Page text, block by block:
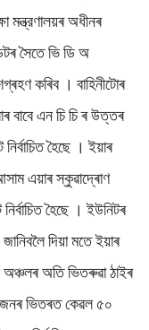
মন্ত্রণালয়ৰ অধীনৰ
সৈতে ভি ডি অ
কৰিব । বাহিনীটোৰ
বাবে এন চি চি ৰ উত্তৰ
হৈছে । ইয়াৰ
এয়াৰ স্কুৱাদ্ৰোণ
হৈছে । ইউনিটৰ
দিয়া মতে ইয়াৰ
অতি ভিতৰুৱা ঠাইৰ
ভিতৰত কেৱল ৫০